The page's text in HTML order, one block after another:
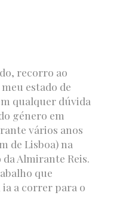
recorro ao
estado de
qualquer dúvida
género em
vários anos
de Lisboa) na
Almirante Reis.
que
a correr para o